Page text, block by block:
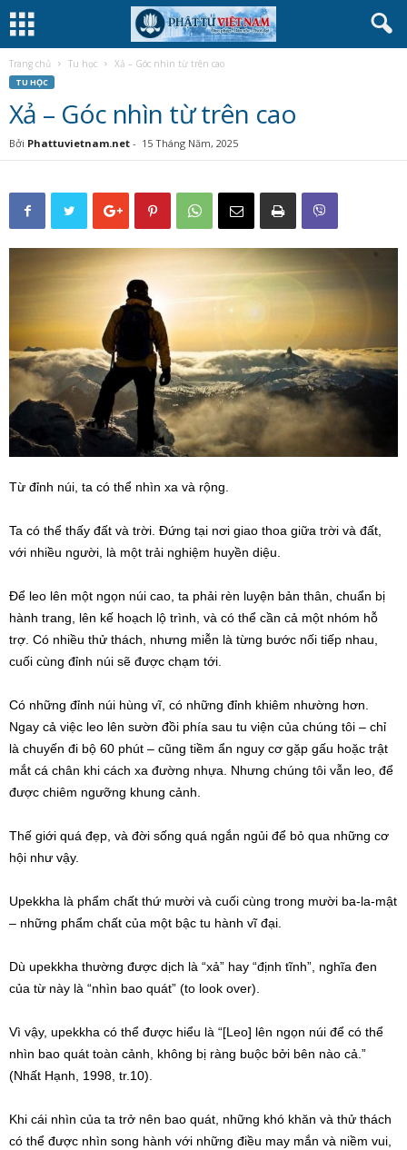
Trang chủ Tu học Xả – Góc nhìn từ trên cao
TU HỌC
Xả – Góc nhìn từ trên cao
Bởi Phattuvietnam.net - 15 Tháng Năm, 2025
Từ đỉnh núi, ta có thể nhìn xa và rộng.
Ta có thể thấy đất và trời. Đứng tại nơi giao thoa giữa trời và đất,
với nhiều người, là một trải nghiệm huyền diệu.
Để leo lên một ngọn núi cao, ta phải rèn luyện bản thân, chuẩn bị
hành trang, lên kế hoạch lộ trình, và có thể cần cả một nhóm hỗ
trợ. Có nhiều thử thách, nhưng miễn là từng bước nối tiếp nhau,
cuối cùng đỉnh núi sẽ được chạm tới.
Có những đỉnh núi hùng vĩ, có những đỉnh khiêm nhường hơn.
Ngay cả việc leo lên sườn đồi phía sau tu viện của chúng tôi – chỉ
là chuyến đi bộ 60 phút – cũng tiềm ẩn nguy cơ gặp gấu hoặc trật
mắt cá chân khi cách xa đường nhựa. Nhưng chúng tôi vẫn leo, để
được chiêm ngưỡng khung cảnh.
Thế giới quá đẹp, và đời sống quá ngắn ngủi để bỏ qua những cơ
hội như vậy.
Upekkha là phẩm chất thứ mười và cuối cùng trong mười ba-la-mật
– những phẩm chất của một bậc tu hành vĩ đại.
Dù upekkha thường được dịch là “xả” hay “định tĩnh”, nghĩa đen
của từ này là “nhìn bao quát” (to look over).
Vì vậy, upekkha có thể được hiểu là “[Leo] lên ngọn núi để có thể
nhìn bao quát toàn cảnh, không bị ràng buộc bởi bên nào cả.”
(Nhất Hạnh, 1998, tr.10).
Khi cái nhìn của ta trở nên bao quát, những khó khăn và thử thách
có thể được nhìn song hành với những điều may mắn và niềm vui,